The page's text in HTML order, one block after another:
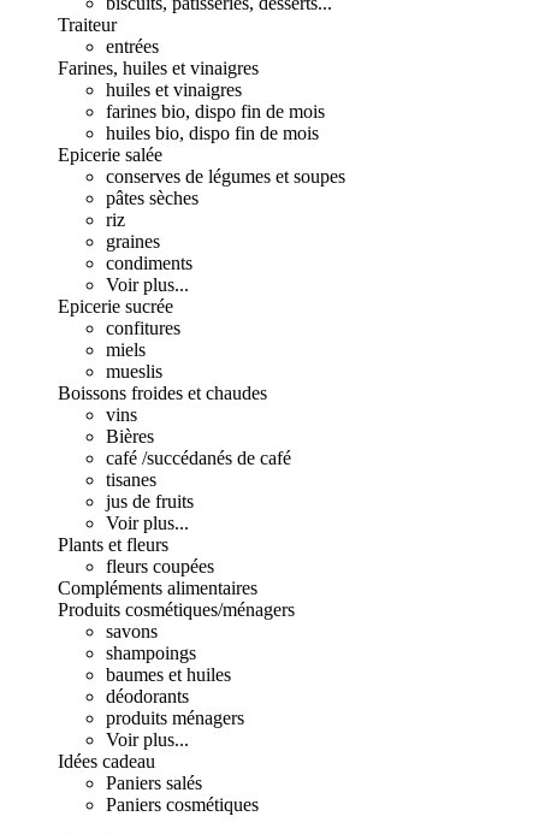
Traiteur
entrées
Farines, huiles et vinaigres
huiles et vinaigres
farines bio, dispo fin de mois
huiles bio, dispo fin de mois
Epicerie salée
conserves de légumes et soupes
pâtes sèches
riz
graines
condiments
Voir plus...
Epicerie sucrée
confitures
miels
mueslis
Boissons froides et chaudes
vins
Bières
café /succédanés de café
tisanes
jus de fruits
Voir plus...
Plants et fleurs
fleurs coupées
Compléments alimentaires
Produits cosmétiques/ménagers
savons
shampoings
baumes et huiles
déodorants
produits ménagers
Voir plus...
Idées cadeau
Paniers salés
Paniers cosmétiques